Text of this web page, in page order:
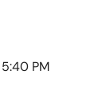
PM